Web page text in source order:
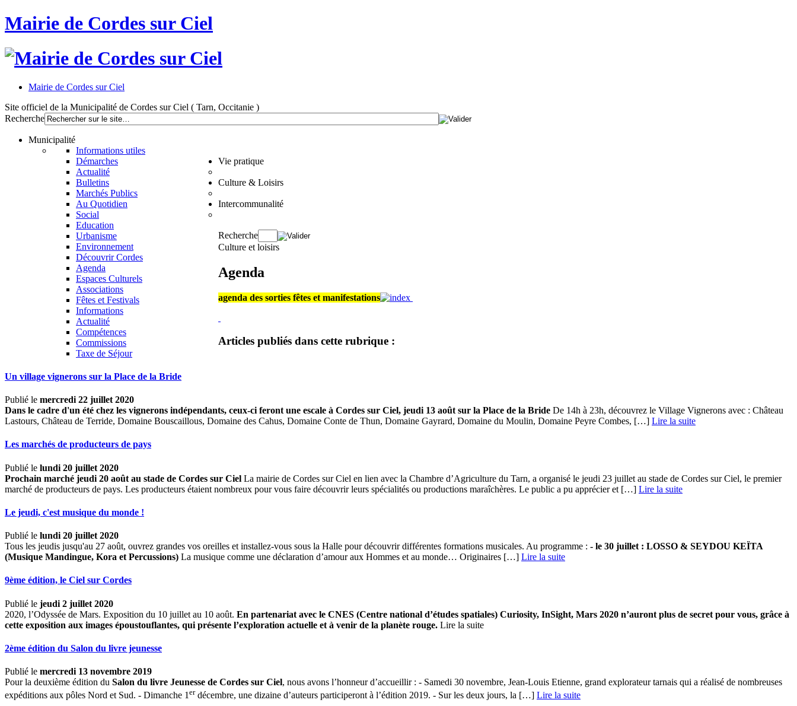
Mairie de Cordes sur Ciel
Mairie de Cordes sur Ciel
Site officiel de la Municipalité de Cordes sur Ciel ( Tarn, Occitanie )
Recherche
Municipalité
Informations utiles
Démarches
Actualité
Bulletins
Marchés Publics
Vie pratique
Au Quotidien
Social
Education
Urbanisme
Environnement
Culture & Loisirs
Découvrir Cordes
Agenda
Espaces Culturels
Associations
Fêtes et Festivals
Intercommunalité
Informations
Actualité
Compétences
Commissions
Taxe de Séjour
Recherche
Culture et loisirs
Agenda
agenda des sorties fêtes et manifestations
Articles publiés dans cette rubrique :
Un village vignerons sur la Place de la Bride
Publié le mercredi 22 juillet 2020
Dans le cadre d'un été chez les vignerons indépendants, ceux-ci feront une escale à Cordes sur Ciel, jeudi 13 août sur la Place de la Bride De 14h à 23h, découvrez le Village Vignerons avec : Château
Lastours, Château de Terride, Domaine Bouscaillous, Domaine des Cahus, Domaine Conte de Thun, Domaine Gayrard, Domaine du Moulin, Domaine Peyre Combes, […] ­ Lire la suite
Les marchés de producteurs de pays
Publié le lundi 20 juillet 2020
Prochain marché jeudi 20 août au stade de Cordes sur Ciel La mairie de Cordes sur Ciel en lien avec la Chambre d’Agriculture du Tarn, a organisé le jeudi 23 juillet au stade de Cordes sur Ciel, le premier
marché de producteurs de pays. Les producteurs étaient nombreux pour vous faire découvrir leurs spécialités ou productions maraîchères. Le public a pu apprécier et […] ­ Lire la suite
Le jeudi, c'est musique du monde !
Publié le lundi 20 juillet 2020
Tous les jeudis jusqu'au 27 août, ouvrez grandes vos oreilles et installez-vous sous la Halle pour découvrir différentes formations musicales. Au programme : - le 30 juillet : LOSSO & SEYDOU KEÏTA
(Musique Mandingue, Kora et Percussions) La musique comme une déclaration d’amour aux Hommes et au monde… Originaires […] ­ Lire la suite
9ème édition, le Ciel sur Cordes
Publié le jeudi 2 juillet 2020
2020, l’Odyssée de Mars. Exposition du 10 juillet au 10 août. En partenariat avec le CNES (Centre national d’études spatiales) Curiosity, InSight, Mars 2020 n’auront plus de secret pour vous, grâce à
cette exposition aux images époustouflantes, qui présente l’exploration actuelle et à venir de la planète rouge. Lire la suite
2ème édition du Salon du livre jeunesse
Publié le mercredi 13 novembre 2019
Pour la deuxième édition du Salon du livre Jeunesse de Cordes sur Ciel, nous avons l’honneur d’accueillir : - Samedi 30 novembre, Jean-Louis Etienne, grand explorateur tarnais qui a réalisé de nombreuses
expéditions aux pôles Nord et Sud. - Dimanche 1erdécembre, une dizaine d’auteurs participeront à l’édition 2019. - Sur les deux jours, la […] ­ Lire la suite